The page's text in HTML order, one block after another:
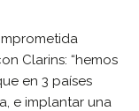
Clarins: “hemos
en 3 países
e implantar una